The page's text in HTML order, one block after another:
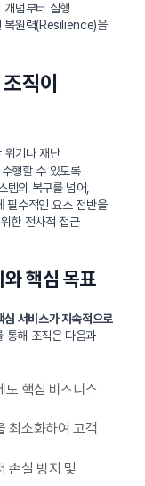
개념부터 실행
복원력(Resilience)을
직이
위기나 재난
행할 수 있도록
템의 복구를 넘어,
필수적인 요소 전반을
한 전사적 접근
핵심 목표
심 서비스가 지속적으로
통해 조직은 다음과
핵심 비즈니스
최소화하여 고객
손실 방지 및